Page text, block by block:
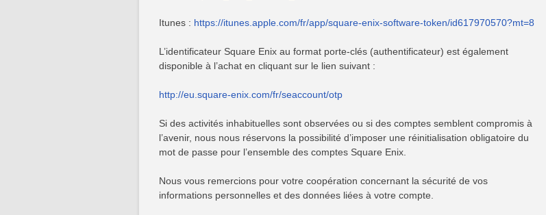
Itunes : https://itunes.apple.com/fr/app/square-enix-software-token/id617970570?mt=8
L’identificateur Square Enix au format porte-clés (authentificateur) est également
disponible à l’achat en cliquant sur le lien suivant :
http://eu.square-enix.com/fr/seaccount/otp
Si des activités inhabituelles sont observées ou si des comptes semblent compromis à
l’avenir, nous nous réservons la possibilité d’imposer une réinitialisation obligatoire du
mot de passe pour l’ensemble des comptes Square Enix.
Nous vous remercions pour votre coopération concernant la sécurité de vos
informations personnelles et des données liées à votre compte.